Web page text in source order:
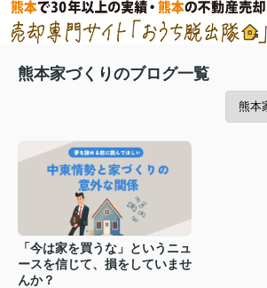
熊本家づくりのブログ一覧
「今は家を買うな」というニュ
ースを信じて、損をしていませ
んか？